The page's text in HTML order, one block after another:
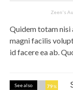
Zeen's
Quidem totam nisi
magni facilis
id facere ea ab.
See also 79 %